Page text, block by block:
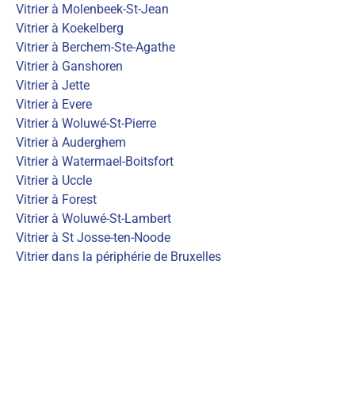
Vitrier à Molenbeek-St-Jean
Vitrier à Koekelberg
Vitrier à Berchem-Ste-Agathe
Vitrier à Ganshoren
Vitrier à Jette
Vitrier à Evere
Vitrier à Woluwé-St-Pierre
Vitrier à Auderghem
Vitrier à Watermael-Boitsfort
Vitrier à Uccle
Vitrier à Forest
Vitrier à Woluwé-St-Lambert
Vitrier à St Josse-ten-Noode
Vitrier dans la périphérie de Bruxelles